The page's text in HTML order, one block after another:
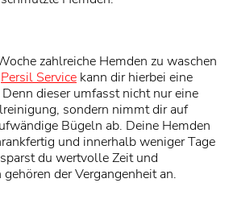
zahlreiche Hemden zu waschen
Persil Service kann dir hierbei eine
dieser umfasst nicht nur eine
sondern nimmt dir auf
Bügeln ab. Deine Hemden
und innerhalb weniger Tage
du wertvolle Zeit und
der Vergangenheit an.